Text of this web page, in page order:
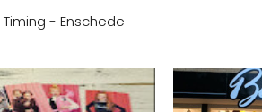
- Enschede